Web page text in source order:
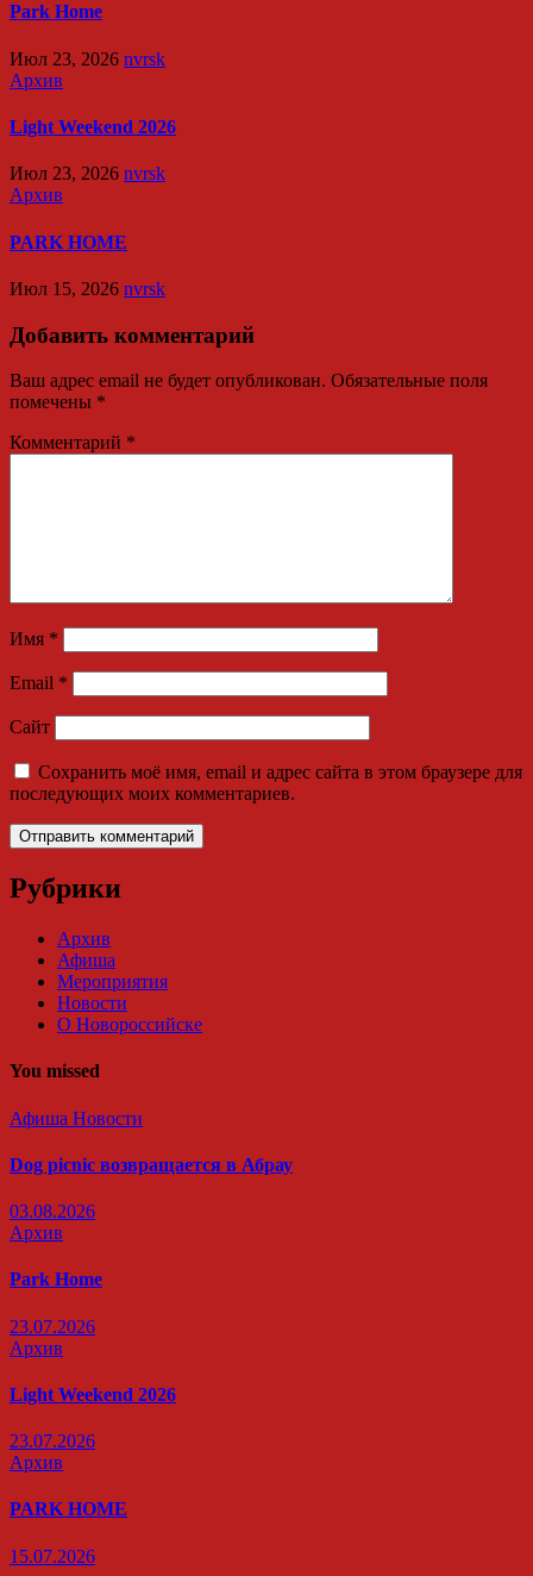
Park Home
Июл 23, 2026 nvrsk
Архив
Light Weekend 2026
Июл 23, 2026 nvrsk
Архив
PARK HOME
Июл 15, 2026 nvrsk
Добавить комментарий
Ваш адрес email не будет опубликован. Обязательные поля
помечены *
Комментарий *
Имя *
Email *
Сайт
Сохранить моё имя, email и адрес сайта в этом браузере для
последующих моих комментариев.
Рубрики
Архив
Афиша
Мероприятия
Новости
О Новороссийске
You missed
Афиша Новости
Dog picnic возвращается в Абрау
03.08.2026
Архив
Park Home
23.07.2026
Архив
Light Weekend 2026
23.07.2026
Архив
PARK HOME
15.07.2026